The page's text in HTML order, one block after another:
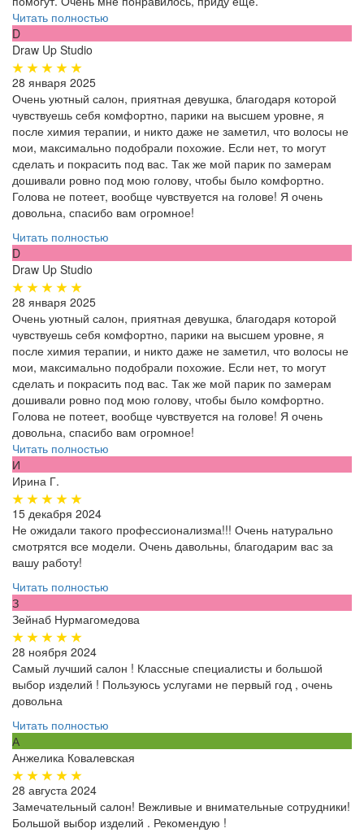
Читать полностью
D
Draw Up Studio
28 января 2025
Очень уютный салон, приятная девушка, благодаря которой
чувствуешь себя комфортно, парики на высшем уровне, я
после химия терапии, и никто даже не заметил, что волосы не
мои, максимально подобрали похожие. Если нет, то могут
сделать и покрасить под вас. Так же мой парик по замерам
дошивали ровно под мою голову, чтобы было комфортно.
Голова не потеет, вообще чувствуется на голове! Я очень
довольна, спасибо вам огромное!
Читать полностью
D
Draw Up Studio
28 января 2025
Очень уютный салон, приятная девушка, благодаря которой
чувствуешь себя комфортно, парики на высшем уровне, я
после химия терапии, и никто даже не заметил, что волосы не
мои, максимально подобрали похожие. Если нет, то могут
сделать и покрасить под вас. Так же мой парик по замерам
дошивали ровно под мою голову, чтобы было комфортно.
Голова не потеет, вообще чувствуется на голове! Я очень
довольна, спасибо вам огромное!
Читать полностью
И
Ирина Г.
15 декабря 2024
Не ожидали такого профессионализма!!! Очень натурально
смотрятся все модели. Очень давольны, благодарим вас за
вашу работу!
Читать полностью
З
Зейнаб Нурмагомедова
28 ноября 2024
Самый лучший салон ! Классные специалисты и большой
выбор изделий ! Пользуюсь услугами не первый год , очень
довольна
Читать полностью
А
Анжелика Ковалевская
28 августа 2024
Замечательный салон! Вежливые и внимательные сотрудники!
Большой выбор изделий . Рекомендую !